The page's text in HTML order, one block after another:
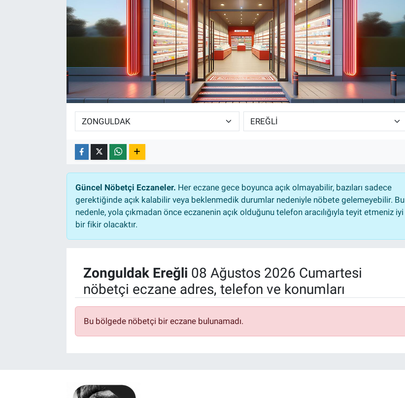
Güncel Nöbetçi Eczaneler. Her eczane gece boyunca açık olmayabilir, bazıları sadece
gerektiğinde açık kalabilir veya beklenmedik durumlar nedeniyle nöbete gelemeyebilir. Bu
nedenle, yola çıkmadan önce eczanenin açık olduğunu telefon aracılığıyla teyit etmeniz iyi
bir fikir olacaktır.
Zonguldak Ereğli 08 Ağustos 2026 Cumartesi
nöbetçi eczane adres, telefon ve konumları
Bu bölgede nöbetçi bir eczane bulunamadı.